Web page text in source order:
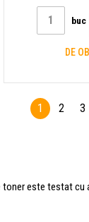
buc
DE
1 2 3
este testat cu